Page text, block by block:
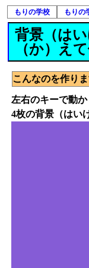
もりの学校 もりの
背景（は
（か）え
こんなのを作り
左右のキーで動
4枚の背景（はい